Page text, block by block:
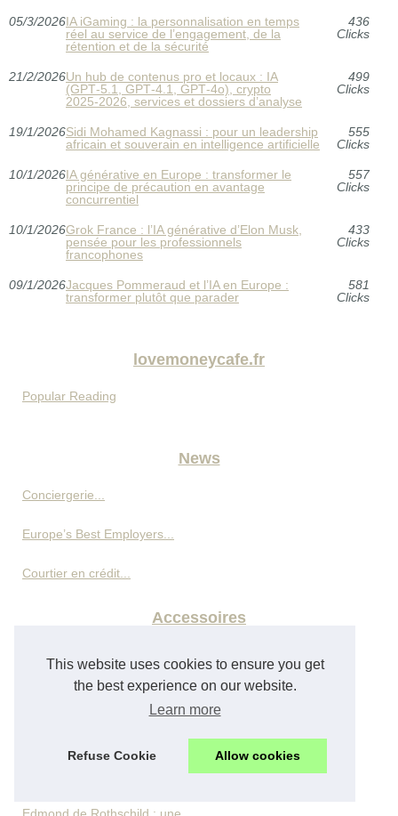
This website uses cookies to ensure you get
the best experience on our website.
Learn more
Refuse Cookie Allow cookies
05/3/2026IA iGaming : la personnalisation en temps
réel au service de l’engagement, de la
rétention et de la sécurité
436
Clicks
21/2/2026Un hub de contenus pro et locaux : IA
(GPT‑5.1, GPT‑4.1, GPT‑4o), crypto
2025‑2026, services et dossiers d’analyse
499
Clicks
19/1/2026Sidi Mohamed Kagnassi : pour un leadership
africain et souverain en intelligence artificielle
555
Clicks
10/1/2026IA générative en Europe : transformer le
principe de précaution en avantage
concurrentiel
557
Clicks
10/1/2026Grok France : l’IA générative d’Elon Musk,
pensée pour les professionnels
francophones
433
Clicks
09/1/2026Jacques Pommeraud et l’IA en Europe :
transformer plutôt que parader
581
Clicks
lovemoneycafe.fr
Popular Reading
News
Conciergerie...
Europe’s Best Employers...
Courtier en crédit...
Accessoires
Personnalisation et écologie...
Capitalisme